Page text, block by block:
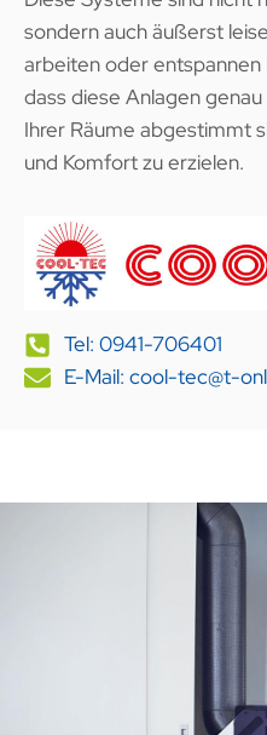
sondern auch äußerst
arbeiten oder entspannen
dass diese Anlagen
Ihrer Räume abgestimmt
und Komfort zu erzielen.
Tel: 0941-706401
E-Mail: cool-tec@t-